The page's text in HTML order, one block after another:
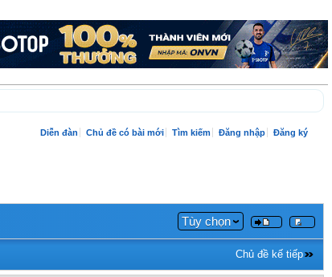
Diễn đàn Chủ đề có bài mới Tìm kiếm Đăng nhập Đăng ký
Tùy chọn
Chủ đề kế tiếp